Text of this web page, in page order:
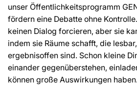
unser Öffentlichkeitsprogramm
fördern eine Debatte ohne
keinen Dialog forcieren, aber sie
indem sie Räume schafft, die
ergebnisoffen sind. Schon kleine
einander gegenüberstehen,
können große Auswirkungen haben.